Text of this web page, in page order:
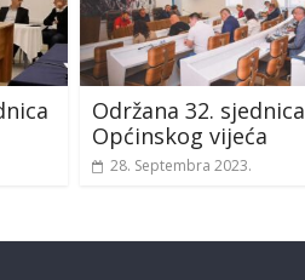
Održana 32. sjednica
Općinskog vijeća
28. Septembra 2023.